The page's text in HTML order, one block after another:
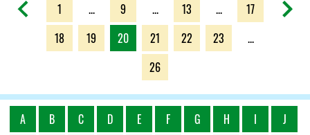
1 ... 9 ... 13 ...
17
18
19 20 21 22 23
...
26
A B C D E F G H I
J